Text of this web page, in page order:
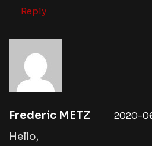
Reply
Frederic METZ 2020-
Hello,